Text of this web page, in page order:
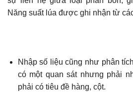
Năng suất lúa được ghi nhận từ
Nhập số liệu cũng như phân
có một quan sát nhưng phải
phải có tiêu đề hàng, cột.